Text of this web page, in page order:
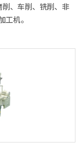
、车削、铣削、非
机。